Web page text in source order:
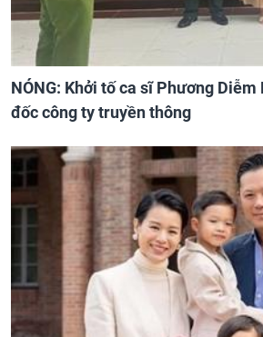
NÓNG: Khởi tố ca sĩ Phương
đốc công ty truyền thông